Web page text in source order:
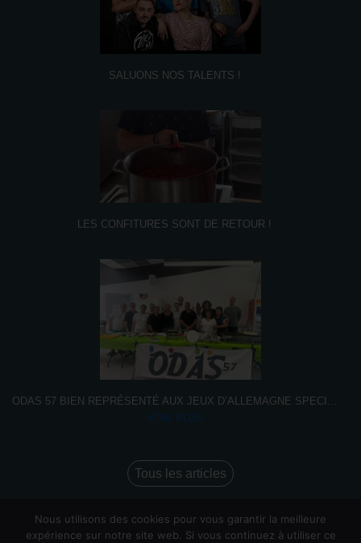
SALUONS NOS TALENTS !
LES CONFITURES SONT DE RETOUR !
ODAS 57 BIEN REPRÉSENTÉ AUX JEUX D’ALLEMAGNE SPECI ...
VOIR PLUS
Tous les articles
Nous utilisons des cookies pour vous garantir la meilleure
expérience sur notre site web. Si vous continuez à utiliser ce